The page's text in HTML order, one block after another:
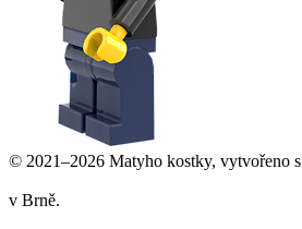
© 2021–2026 Matyho kostky, vytvořeno s
v Brně.